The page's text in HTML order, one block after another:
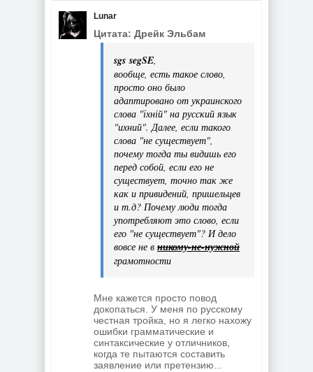
Lunar
Цитата: Дрейк Эльбам
sgs segSE,
вообще, есть такое слово,
просто оно было
адаптировано от украинского
слова "їхній" на русский язык
"ихний". Далее, если такого
слова "не существует",
почему тогда ты видишь его
перед собой, если его не
существует, точно так же
как и привидений, пришельцев
и т.д? Почему люди тогда
употребляют это слово, если
его "не существует"? И дело
вовсе не в никому-не-нужной
грамотности
Мне кажется просто повод
докопаться. У меня по русскому
честная тройка, но я легко нахожу
ошибки грамматические и
синтаксические у отличников,
когда те пытаются составить
заявление или претензию...